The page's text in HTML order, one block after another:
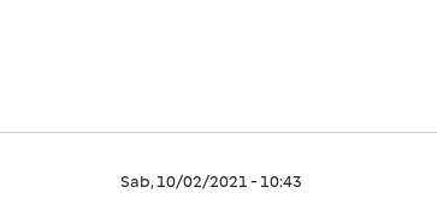
Sab, 10/02/2021 - 10:43